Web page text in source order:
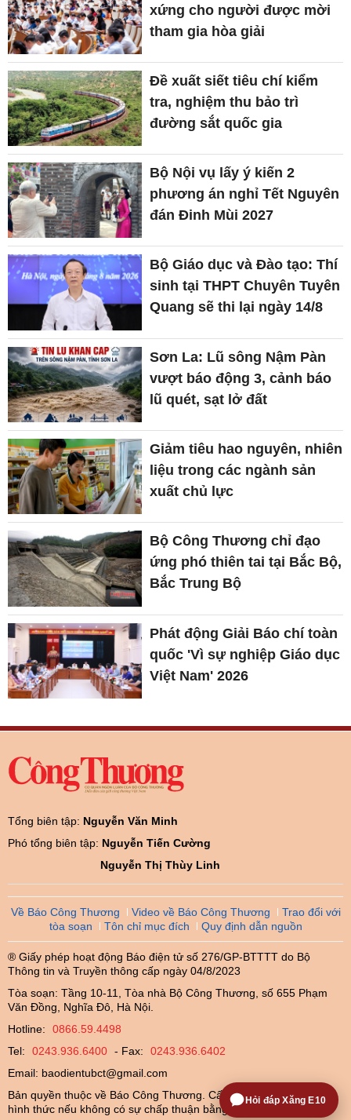
xứng cho người được mời
tham gia hòa giải
Đề xuất siết tiêu chí kiểm
tra, nghiệm thu bảo trì
đường sắt quốc gia
Bộ Nội vụ lấy ý kiến 2
phương án nghỉ Tết Nguyên
đán Đinh Mùi 2027
Bộ Giáo dục và Đào tạo: Thí
sinh tại THPT Chuyên Tuyên
Quang sẽ thi lại ngày 14/8
Sơn La: Lũ sông Nậm Pàn
vượt báo động 3, cảnh báo
lũ quét, sạt lở đất
Giảm tiêu hao nguyên, nhiên
liệu trong các ngành sản
xuất chủ lực
Bộ Công Thương chỉ đạo
ứng phó thiên tai tại Bắc Bộ,
Bắc Trung Bộ
Phát động Giải Báo chí toàn
quốc 'Vì sự nghiệp Giáo dục
Việt Nam' 2026
Tổng biên tập: Nguyễn Văn Minh
Phó tổng biên tập: Nguyễn Tiến Cường
Nguyễn Thị Thùy Linh
Về Báo Công Thương Video về Báo Công Thương
Trao đổi với
tòa soạn
Tôn chỉ mục đích Quy định dẫn nguồn
® Giấy phép hoạt động Báo điện tử số 276/GP-BTTTT do Bộ
Thông tin và Truyền thông cấp ngày 04/8/2023
Tòa soạn: Tầng 10-11, Tòa nhà Bộ Công Thương, số 655 Phạm
Văn Đồng, Nghĩa Đô, Hà Nội.
Hotline:
0866.59.4498
Tel:
0243.936.6400 - Fax:
0243.936.6402
Email: baodientubct@gmail.com
Bản quyền thuộc về Báo Công Thương. Cấm sao chép dưới mọi
hình thức nếu không có sự chấp thuận bằng văn bản.
Hỏi đáp Xăng E10